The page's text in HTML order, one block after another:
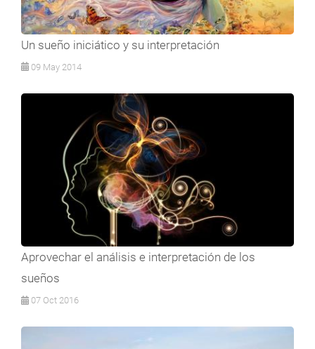
Un sueño iniciático y su interpretación
09 May 2014
Aprovechar el análisis e interpretación de los
sueños
07 Oct 2016